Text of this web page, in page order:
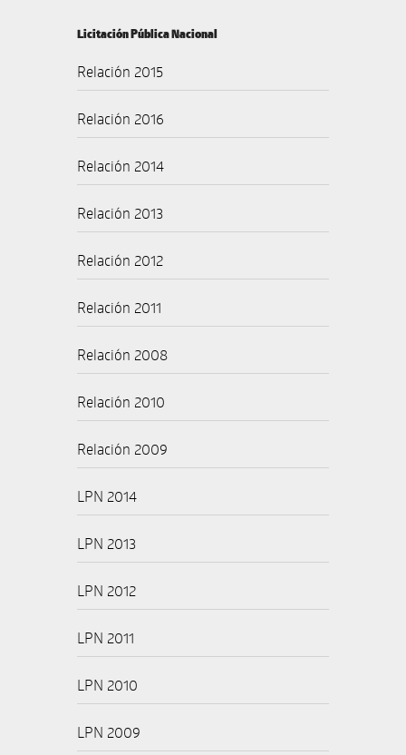
Licitación Pública Nacional
Relación 2015
Relación 2016
Relación 2014
Relación 2013
Relación 2012
Relación 2011
Relación 2008
Relación 2010
Relación 2009
LPN 2014
LPN 2013
LPN 2012
LPN 2011
LPN 2010
LPN 2009